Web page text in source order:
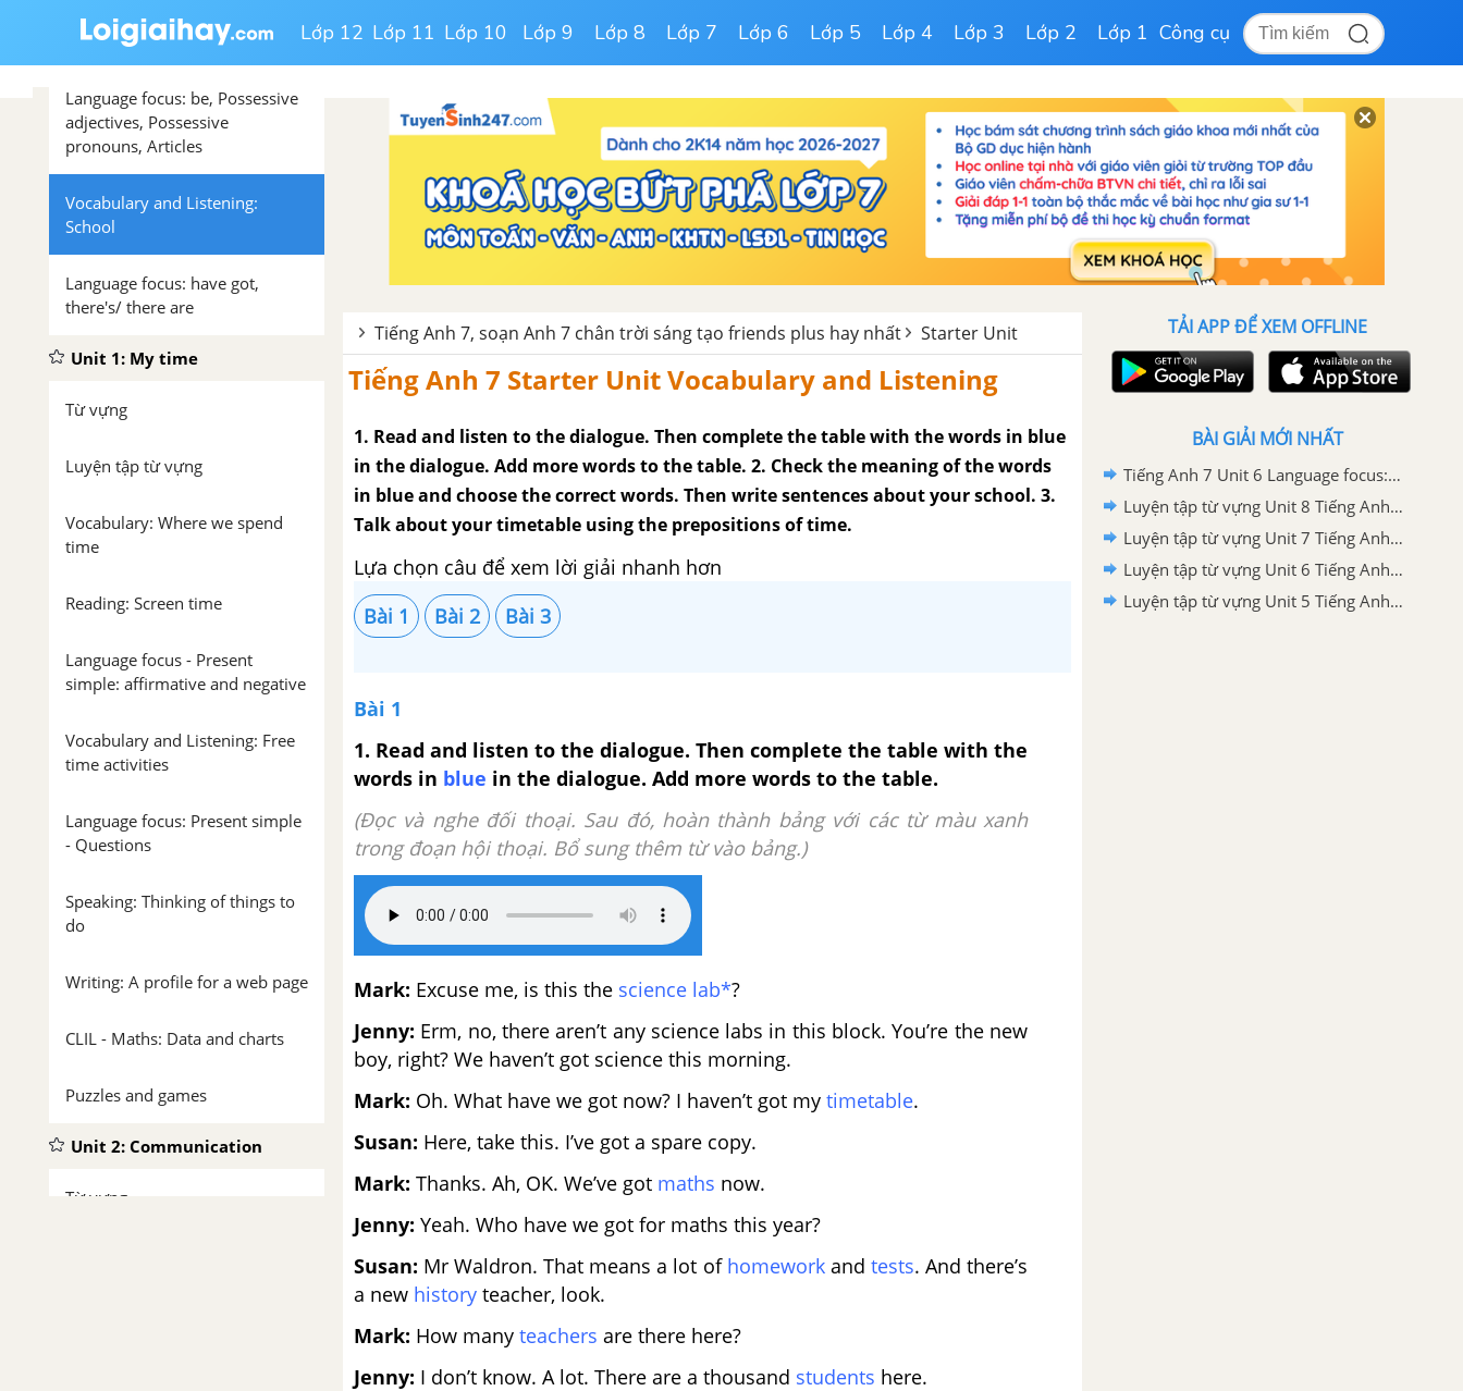
Lớp 12 Lớp 11 Lớp 10 Lớp 9 Lớp 8 Lớp 7 Lớp 6 Lớp 5 Lớp 4 Lớp 3 Lớp 2 Lớp 1 Công cụ
Vocabulary: Family
Language focus: be, Possessive
adjectives, Possessive
pronouns, Articles
Vocabulary and Listening:
School
Language focus: have got,
there's/ there are
Unit 1: My time
Từ vựng
Luyện tập từ vựng
Vocabulary: Where we spend
time
Reading: Screen time
Language focus - Present
simple: affirmative and negative
Vocabulary and Listening: Free
time activities
Language focus: Present simple
- Questions
Speaking: Thinking of things to
do
Writing: A profile for a web page
CLIL - Maths: Data and charts
Puzzles and games
Unit 2: Communication
Từ vựng
Tiếng Anh 7, soạn Anh 7 chân trời sáng tạo friends plus hay nhất Starter Unit
Tiếng Anh 7 Starter Unit Vocabulary and Listening
1. Read and listen to the dialogue. Then complete the table with the words in blue
in the dialogue. Add more words to the table. 2. Check the meaning of the words
in blue and choose the correct words. Then write sentences about your school. 3.
Talk about your timetable using the prepositions of time.
Lựa chọn câu để xem lời giải nhanh hơn
Bài 1
Bài 2 Bài 3
Bài 1
1. Read and listen to the dialogue. Then complete the table with the
words in blue in the dialogue. Add more words to the table.
(Đọc và nghe đối thoại. Sau đó, hoàn thành bảng với các từ màu xanh
trong đoạn hội thoại. Bổ sung thêm từ vào bảng.)
Mark: Excuse me, is this the science lab*?
Jenny: Erm, no, there aren’t any science labs in this block. You’re the new
boy, right? We haven’t got science this morning.
Mark: Oh. What have we got now? I haven’t got my timetable.
Susan: Here, take this. I’ve got a spare copy.
Mark: Thanks. Ah, OK. We’ve got maths now.
Jenny: Yeah. Who have we got for maths this year?
Susan: Mr Waldron. That means a lot of homeworkand tests. And there’s
a new history teacher, look.
Mark: How many teachers are there here?
Jenny: I don’t know. A lot. There are a thousand students here.
TẢI APP ĐỂ XEM OFFLINE
BÀI GIẢI MỚI NHẤT
Tiếng Anh 7 Unit 6 Language focus: must and should
Luyện tập từ vựng Unit 8 Tiếng Anh 7 Friends Plus
Luyện tập từ vựng Unit 7 Tiếng Anh 7 Friends Plus
Luyện tập từ vựng Unit 6 Tiếng Anh 7 Friends Plus
Luyện tập từ vựng Unit 5 Tiếng Anh 7 Friends Plus